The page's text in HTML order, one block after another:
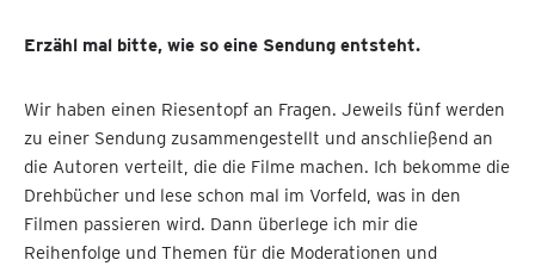
Erzähl mal bitte, wie so eine Sendung entsteht.
Wir haben einen Riesentopf an Fragen. Jeweils fünf werden
zu einer Sendung zusammengestellt und anschließend an
die Autoren verteilt, die die Filme machen. Ich bekomme die
Drehbücher und lese schon mal im Vorfeld, was in den
Filmen passieren wird. Dann überlege ich mir die
Reihenfolge und Themen für die Moderationen und